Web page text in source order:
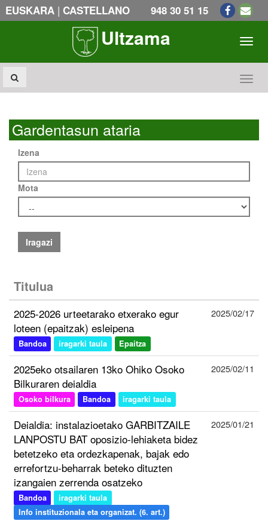
EUSKARA | CASTELLANO 948 30 51 15
Ultzama
Gardentasun ataria
Izena
Mota
Iragazi
Titulua
2025-2026 urteetarako etxerako egur
loteen (epaitzak) esleipena
Bandoa iragarki taula Epaitza
2025/02/17
2025eko otsailaren 13ko Ohiko Osoko
Bilkuraren deialdia
Osoko bilkura Bandoa iragarki taula
2025/02/11
Deialdia: instalazioetako GARBITZAILE
LANPOSTU BAT oposizio-lehiaketa bidez
betetzeko eta ordezkapenak, bajak edo
errefortzu-beharrak beteko dituzten
izangaien zerrenda osatzeko
Bandoa
iragarki taula
Info instituzionala eta organizat. (6. art.)
2025/01/21